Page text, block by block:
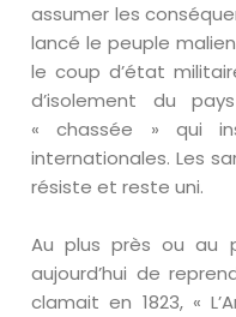
assumer les
lancé le peuple
le coup d’état
d’isolement du
« chassée » qui
internationales. Les
résiste et reste uni.
Au plus près ou au
aujourd’hui de
clamait en 1823, «